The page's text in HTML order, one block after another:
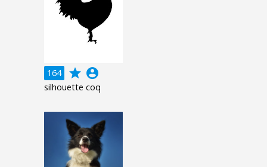
164 grade account_circle
silhouette coq